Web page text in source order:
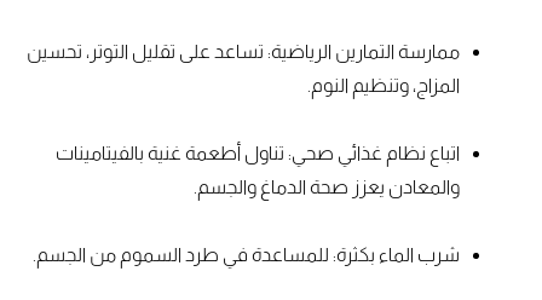
ممارسة التمارين الرياضية: تساعد على تقليل التوتر، تحسين
المزاج، وتنظيم النوم.
اتباع نظام غذائي صحي: تناول أطعمة غنية بالفيتامينات
والمعادن يعزز صحة الدماغ والجسم.
شرب الماء بكثرة: للمساعدة في طرد السموم من الجسم.